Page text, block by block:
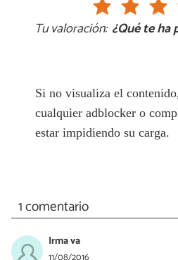
Tu valoración: ¿Qué te ha
Si no visualiza el
cualquier adblocker o
estar impidiendo su carga.
1 comentario
Irma va